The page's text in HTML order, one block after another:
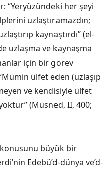
“Yeryüzündeki her şeyi
uzlaştıramazdın;
kaynaştırdı” (el-
uzlaşma ve kaynaşma
için bir görev
ülfet eden (uzlaşıp
ve kendisiyle ülfet
(Müsned, II, 400;
büyük bir
Edebü’d-dünya ve’d-